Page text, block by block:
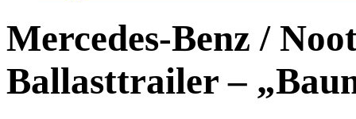
Mercedes-Benz /
Ballasttrailer –